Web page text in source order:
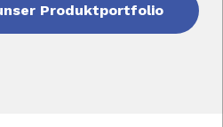
Produktportfolio